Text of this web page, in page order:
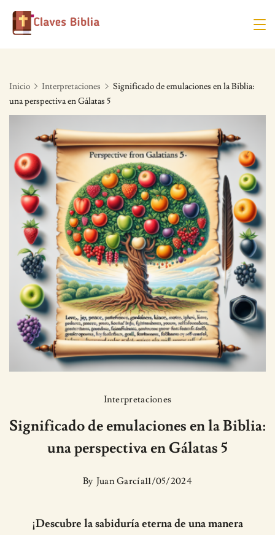
Skip
Inicio Interpretaciones
Significado de emulaciones en la Biblia:
una perspectiva en Gálatas 5
Interpretaciones
Significado de emulaciones en la Biblia:
una perspectiva en Gálatas 5
By Juan García11/05/2024
¡Descubre la sabiduría eterna de una manera